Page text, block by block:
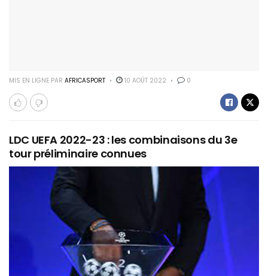
MIS EN LIGNE PAR AFRICASPORT 10 AOÛT 2022 0
LDC UEFA 2022-23 : les combinaisons du 3e
tour préliminaire connues